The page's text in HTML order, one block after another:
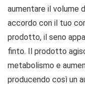
aumentare il volume
accordo con il tuo
prodotto, il seno
finto. Il prodotto
metabolismo e
producendo così un